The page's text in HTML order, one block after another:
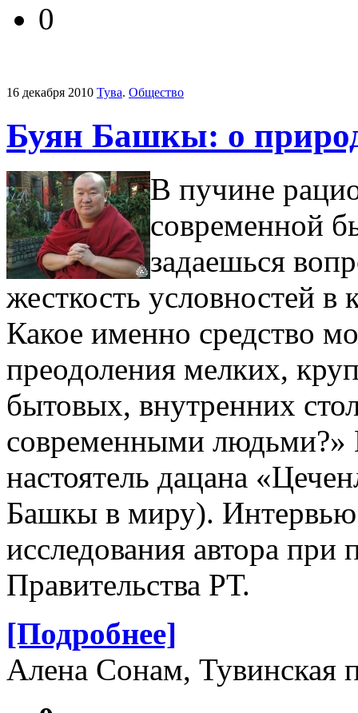
0
16 декабря 2010 Тува. Общество
Буян Башкы: о
В пучине
современной
задаешься
жесткость условностей
Какое именно средство
преодоления мелких,
бытовых, внутренних
современными людьми?»
настоятель дацана
Башкы в миру). Интервью
исследования автора при
Правительства РТ.
[Подробнее]
Алена Сонам, Тувинская